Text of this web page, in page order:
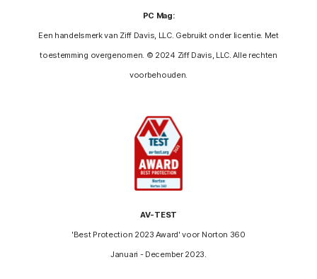
PC Mag:
Een handelsmerk van Ziff Davis, LLC. Gebruikt onder licentie. Met
toestemming overgenomen. © 2024 Ziff Davis, LLC. Alle rechten
voorbehouden.
AV-TEST
'Best Protection 2023 Award' voor Norton 360
Januari - December 2023.